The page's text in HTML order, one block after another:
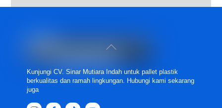
Back
Kunjungi CV. Sinar Mutiara Indah untuk pallet plastik
berkualitas dan ramah lingkungan. Hubungi kami sekarang
juga